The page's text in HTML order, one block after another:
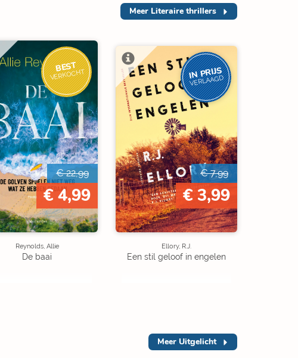
Meer Literaire thrillers
BEST
VERKOCHT
€ 22,99
€ 4,99
Reynolds, Allie
De baai
IN PRIJS
VERLAAGD
€ 7,99
€ 3,99
Ellory, R.J.
Een stil geloof in engelen
Meer Uitgelicht